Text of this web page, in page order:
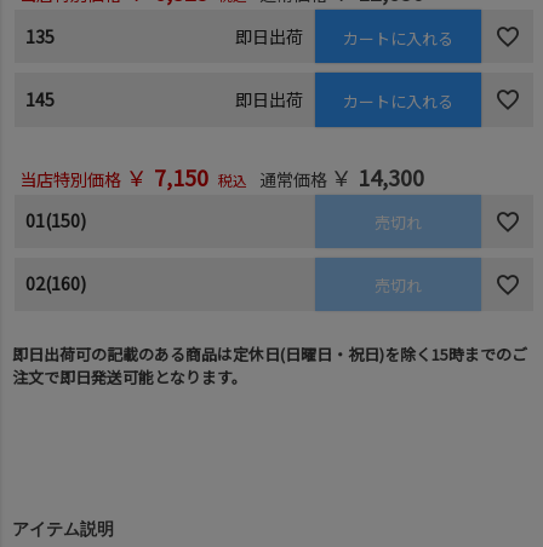
135 即日出荷 カートに入れる
145 即日出荷 カートに入れる
当店特別価格 ￥ 7,150 税込 通常価格 ￥ 14,300
01(150) 売切れ
02(160) 売切れ
即日出荷可の記載のある商品は定休日(日曜日・祝日)を除く15時までのご
注文で即日発送可能となります。
アイテム説明